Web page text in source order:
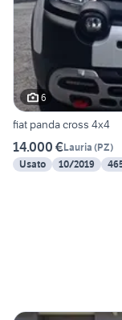
6
fiat panda cross 4x4
14.000 €Lauria (PZ)
Usato
10/2019